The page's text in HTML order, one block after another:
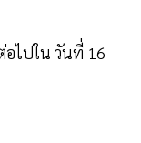
อไปใน วันที่ 16